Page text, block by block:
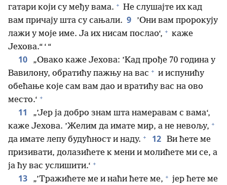
гатари који су међу вама. + Не слушајте их кад
вам причају шта су сањали. 9
’Они вам пророкују
лажи у моје име. Ја их нисам послао‘, + каже
Јехова.“ ‘ “
10
„Овако каже Јехова: ’Кад прође 70 година у
Вавилону, обратићу пажњу на вас + и испунићу
обећање које сам вам дао и вратићу вас на ово
место.‘ +
11
„’Јер ја добро знам шта намеравам с вама‘,
каже Јехова. ’Желим да имате мир, а не невољу, +
да имате лепу будућност и наду. + 12 Ви ћете ме
призивати, долазићете к мени и молићете ми се, а
ја ћу вас услишити.‘ +
13 „’Тражићете ме и наћи ћете ме, + јер ћете ме